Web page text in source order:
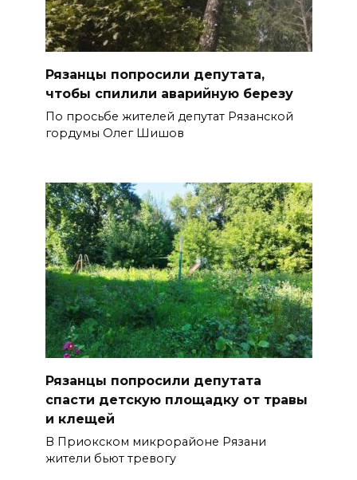
Рязанцы попросили депутата,
чтобы спилили аварийную березу
По просьбе жителей депутат Рязанской
гордумы Олег Шишов
Рязанцы попросили депутата
спасти детскую площадку от травы
и клещей
В Приокском микрорайоне Рязани
жители бьют тревогу